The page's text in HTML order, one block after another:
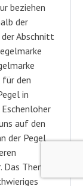
beziehen
der
Abschnitt
für den
in
auf den
der Pegel
Thema